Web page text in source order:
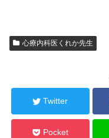
心療内科医くれか先生
Twitter
Pocket